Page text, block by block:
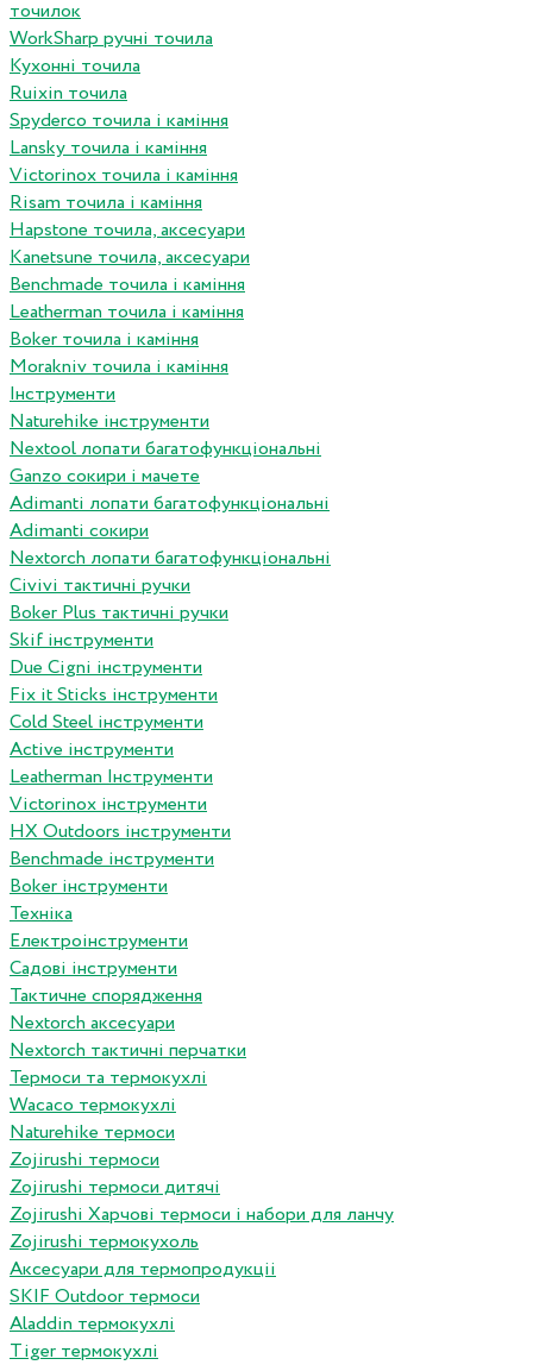
точилок
WorkSharp ручні точила
Кухонні точила
Ruixin точила
Spyderco точила і каміння
Lansky точила і каміння
Victorinox точила і каміння
Risam точила і каміння
Hapstone точила, аксесуари
Kanetsune точила, аксесуари
Benchmade точила і каміння
Leatherman точила і каміння
Boker точила і каміння
Morakniv точила і каміння
Інструменти
Naturehike інструменти
Nextool лопати багатофункціональні
Ganzo сокири і мачете
Adimanti лопати багатофункціональні
Adimanti сокири
Nextorch лопати багатофункціональні
Сivivi тактичні ручки
Boker Plus тактичні ручки
Skif інструменти
Due Cigni інструменти
Fix it Sticks інструменти
Сold Steel інструменти
Active інструменти
Leatherman Інструменти
Victorinox інструменти
HX Outdoors інструменти
Benchmade інструменти
Boker інструменти
Техніка
Електроінструменти
Садові інструменти
Тактичне спорядження
Nextorch аксесуари
Nextorch тактичні перчатки
Термоси та термокухлі
Wacaco термокухлі
Naturehike термоси
Zojirushi термоси
Zojirushi термоси дитячі
Zojirushi Харчові термоси і набори для ланчу
Zojirushi термокухоль
Аксесуари для термопродукціі
SKIF Outdoor термоси
Aladdin термокухлі
Tiger термокухлі